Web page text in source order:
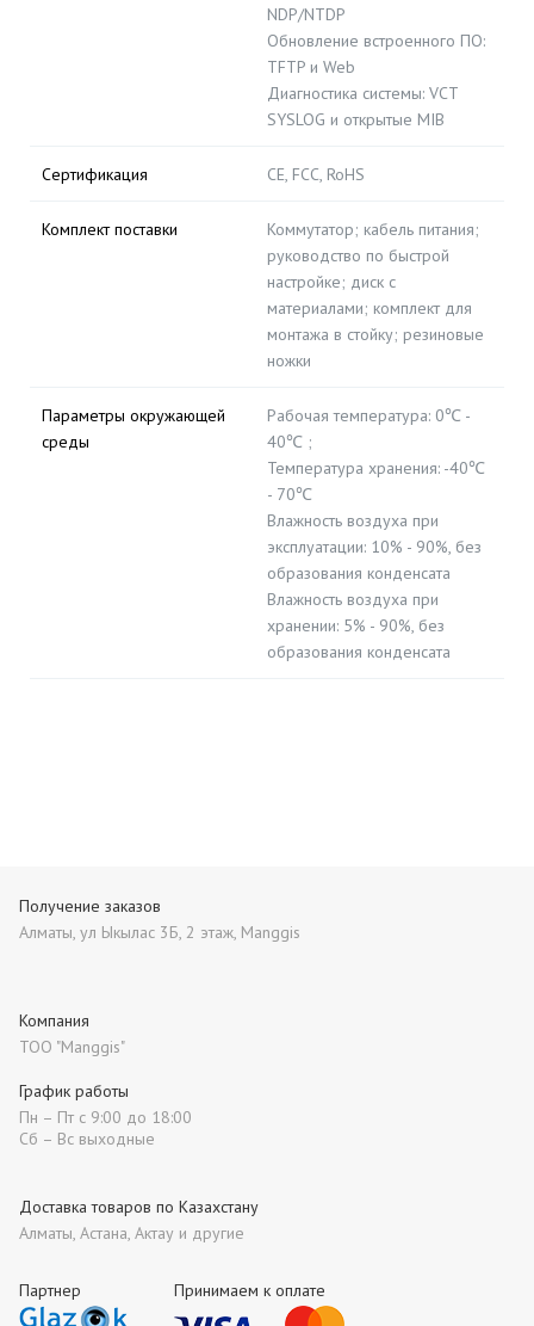
NDP/NTDP
Обновление встроенного ПО:
TFTP и Web
Диагностика системы: VCT
SYSLOG и открытые MIB
Сертификация CE, FCC, RoHS
Комплект поставки
Коммутатор; кабель питания;
руководство по быстрой
настройке; диск с
материалами; комплект для
монтажа в стойку; резиновые
ножки
Параметры окружающей
среды
Рабочая температура: 0℃ -
40℃ ;
Температура хранения: -40℃
- 70℃
Влажность воздуха при
эксплуатации: 10% - 90%, без
образования конденсата
Влажность воздуха при
хранении: 5% - 90%, без
образования конденсата
Партнер Принимаем к оплате
Получение заказов
Алматы, ул Ыкылас 3Б, 2 этаж, Manggis
Компания
ТОО "Manggis"
Доставка товаров по Казахстану
Алматы, Астана, Актау и другие
График работы
Пн – Пт с 9:00 до 18:00
Сб – Вс выходные